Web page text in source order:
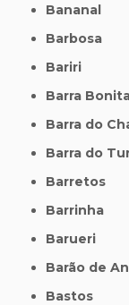
Bananal
Barbosa
Bariri
Barra
Barra do
Barra do
Barretos
Barrinha
Barueri
Barão de
Bastos